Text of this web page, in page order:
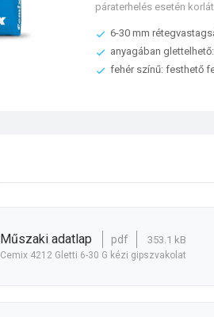
páraterhelés esetén
6-30 mm
anyagában
fehér színű: festhető
műszaki adatlap pdf 353.1 kB
Cemix 4212 Gletti 6-30 G kézi gipszvakolat